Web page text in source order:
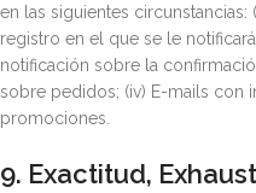
en las siguientes
registro en el que se le
notificación sobre la
sobre pedidos; (iv) E-mails con
promociones.
9. Exactitud,